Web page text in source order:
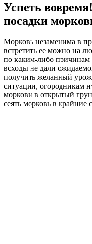
Успеть
посадки
Морковь незаменима в
встретить ее можно на
по каким-либо причинам
всходы не дали
получить желанный
ситуации, огородникам
моркови в открытый
сеять морковь в крайние